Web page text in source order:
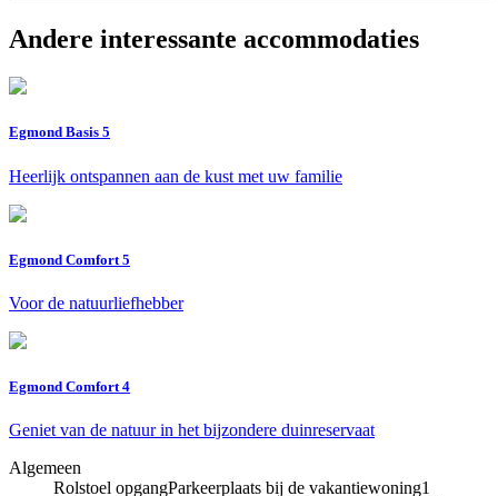
Andere interessante accommodaties
Egmond Basis 5
Heerlijk ontspannen aan de kust met uw familie
Egmond Comfort 5
Voor de natuurliefhebber
Egmond Comfort 4
Geniet van de natuur in het bijzondere duinreservaat
Algemeen
Rolstoel opgangParkeerplaats bij de vakantiewoning1